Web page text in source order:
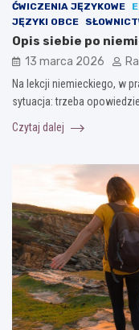
ĆWICZENIA JĘZYKOWE
JĘZYKI OBCE
Opis siebie po
13 marca 2026
Na lekcji niemieckiego, w
sytuacja: trzeba
Czytaj dalej